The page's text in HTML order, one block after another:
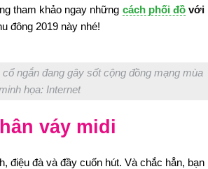
tham khảo ngay những cách phối đồ với
đông 2019 này nhé!
ngắn đang gây sốt cộng đồng mạng mùa
họa: Internet
váy midi
điệu đà và đầy cuốn hút. Và chắc hẳn, bạn